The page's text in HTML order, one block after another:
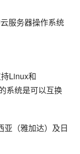
服务器操作系统
Linux和
系统是可以互换
亚（雅加达）及日